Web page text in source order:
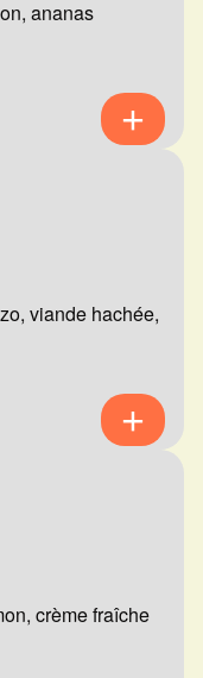
ananas
viande hachée,
crème fraîche